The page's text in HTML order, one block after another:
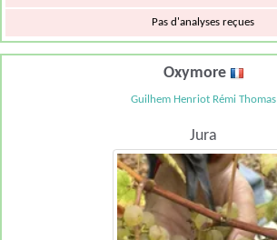
Pas d'analyses reçues
Oxymore
Guilhem Henriot Rémi Thomas
Jura